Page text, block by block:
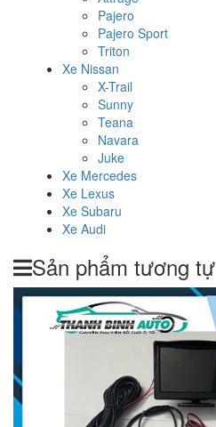
Pajero
Pajero Sport
Triton
Xe Nissan
X-Trail
Sunny
Teana
Navara
Juke
Xe Mercedes
Xe Lexus
Xe Subaru
Xe Audi
Sản phẩm tương tự